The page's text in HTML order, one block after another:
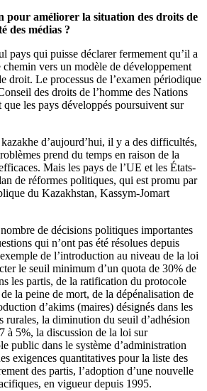
pour améliorer la situation des droits de
des médias ?
pays qui puisse déclarer fermement qu’il a
chemin vers un modèle de développement
droit. Le processus de l’examen périodique
des droits de l’homme des Nations
les pays développés poursuivent sur
d’aujourd’hui, il y a des difficultés,
prend du temps en raison de la
Mais les pays de l’UE et les États-
de réformes politiques, qui est promu par
du Kazakhstan, Kassym-Jomart
de décisions politiques importantes
qui n’ont pas été résolues depuis
de l’introduction au niveau de la loi
le seuil minimum d’un quota de 30% de
les partis, de la ratification du protocole
la peine de mort, de la dépénalisation de
d’akims (maires) désignés dans les
rurales, la diminution du seuil d’adhésion
à 5%, la discussion de la loi sur
public dans le système d’administration
exigences quantitatives pour la liste des
des partis, l’adoption d’une nouvelle
en vigueur depuis 1995.